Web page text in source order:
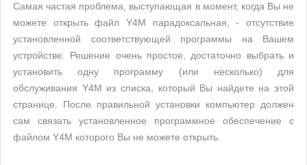
Самая частая проблема, выступающая в момент, когда Вы не
можете открыть файл Y4M парадоксальная, - отсутствие
установленной соответствующей программы на Вашем
устройстве. Решение очень простое, достаточно выбрать и
установить одну программу (или несколько) для
обслуживания Y4M из списка, который Вы найдете на этой
странице. После правильной установки компьютер должен
сам связать установленное программное обеспечение с
файлом Y4M которого Вы не можете открыть.